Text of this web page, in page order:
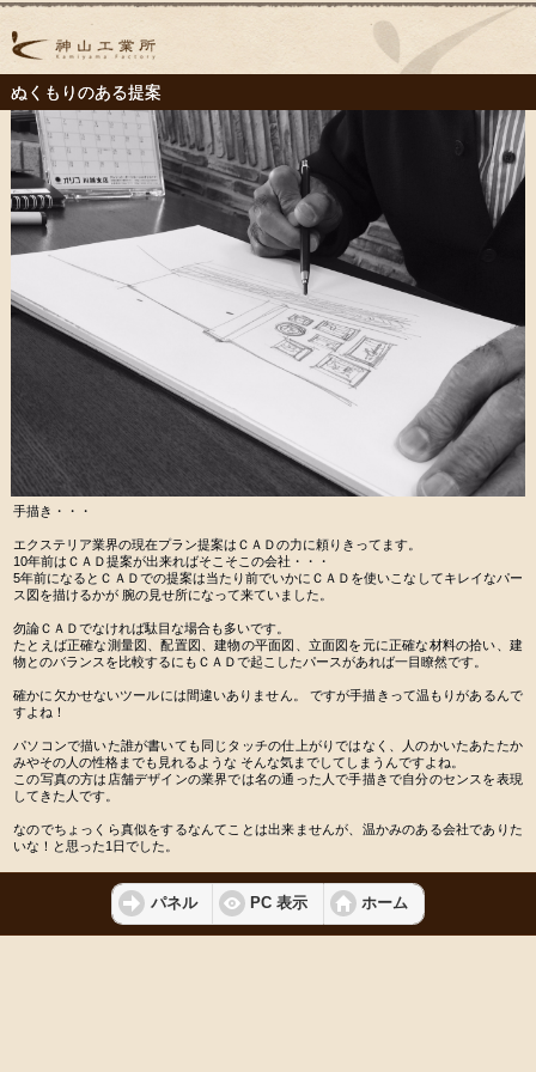
ぬくもりのある提案
手描き・・・
エクステリア業界の現在プラン提案はＣＡＤの力に頼りきってます。
10年前はＣＡＤ提案が出来ればそこそこの会社・・・
5年前になるとＣＡＤでの提案は当たり前でいかにＣＡＤを使いこなしてキレイなパー
ス図を描けるかが 腕の見せ所になって来ていました。
勿論ＣＡＤでなければ駄目な場合も多いです。
たとえば正確な測量図、配置図、建物の平面図、立面図を元に正確な材料の拾い、建
物とのバランスを比較するにもＣＡＤで起こしたパースがあれば一目瞭然です。
確かに欠かせないツールには間違いありません。 ですが手描きって温もりがあるんで
すよね！
パソコンで描いた誰が書いても同じタッチの仕上がりではなく、人のかいたあたたか
みやその人の性格までも見れるような そんな気までしてしまうんですよね。
この写真の方は店舗デザインの業界では名の通った人で手描きで自分のセンスを表現
してきた人です。
なのでちょっくら真似をするなんてことは出来ませんが、温かみのある会社でありた
いな！と思った1日でした。
パネル PC 表示 ホーム